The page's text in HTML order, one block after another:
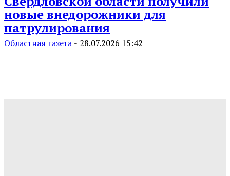
новые внедорожники для
патрулирования
Областная газета - 28.07.2026 15:42